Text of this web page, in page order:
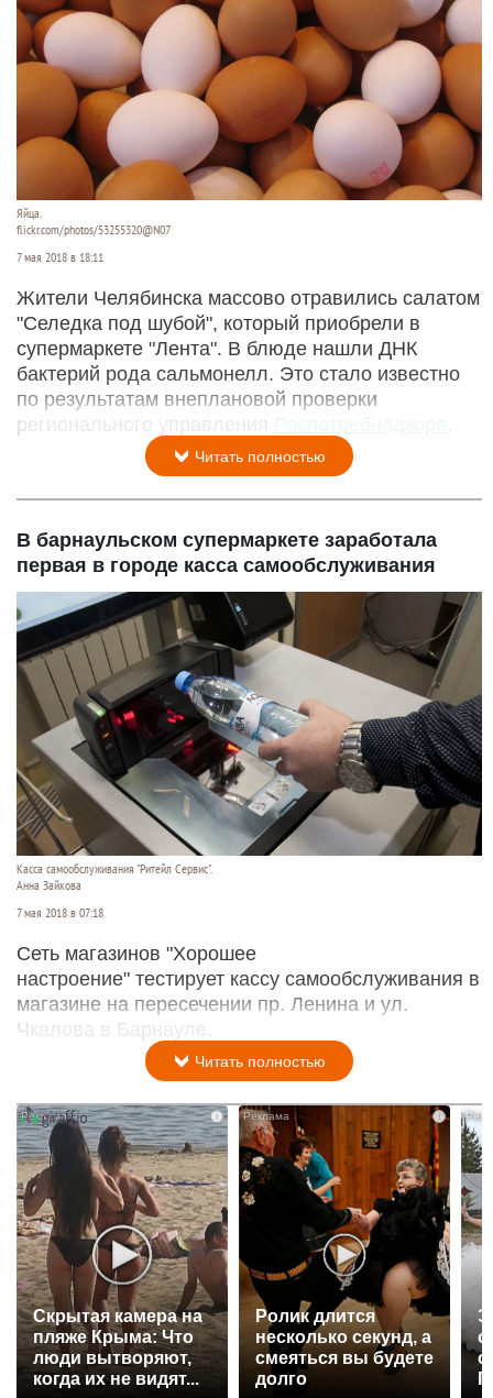
Яйца.
flickr.com/photos/53255320@N07
7 мая 2018 в 18:11
Жители Челябинска массово отравились салатом
"Селедка под шубой", который приобрели в
супермаркете "Лента". В блюде нашли ДНК
бактерий рода сальмонелл. Это стало известно
по результатам внеплановой проверки
регионального управления Роспотребнадзора
Читать полностью
В барнаульском супермаркете заработала
первая в городе касса самообслуживания
Касса самообслуживания "Ритейл Сервис".
Анна Зайкова
7 мая 2018 в 07:18
Сеть магазинов "Хорошее
настроение" тестирует кассу самообслуживания в
магазине на пересечении пр. Ленина и ул.
Чкалова в Барнауле.
Читать полностью
i
Скрытая камера на
пляже Крыма: Что
люди вытворяют,
когда их не видят...
Ролик длится
несколько секунд, а
смеяться вы будете
долго